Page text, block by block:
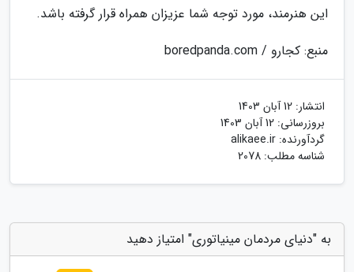
این هنرمند، مورد توجه شما عزیزان همراه قرار گرفته باشد.
منبع: کجارو / boredpanda.com
انتشار: 12 آبان 1403
بروزرسانی: 12 آبان 1403
گردآورنده: alikaee.ir
شناسه مطلب: 2078
به "دنیای مردمان مینیاتوری" امتیاز دهید